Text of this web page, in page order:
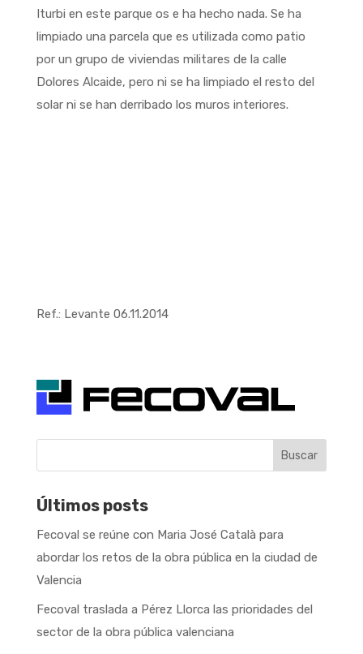
Iturbi en este parque os e ha hecho nada. Se ha
limpiado una parcela que es utilizada como patio
por un grupo de viviendas militares de la calle
Dolores Alcaide, pero ni se ha limpiado el resto del
solar ni se han derribado los muros interiores.
Ref.: Levante 06.11.2014
Buscar
Últimos posts
Fecoval se reúne con Maria José Català para
abordar los retos de la obra pública en la ciudad de
Valencia
Fecoval traslada a Pérez Llorca las prioridades del
sector de la obra pública valenciana